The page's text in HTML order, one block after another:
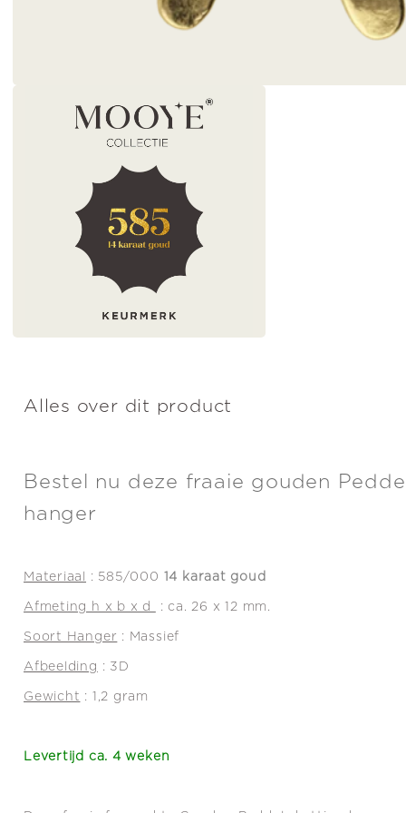
Alles over dit product
Bestel nu deze fraaie gouden
hanger
Materiaal : 585/000 14 karaat goud
Afmeting h x b x d : ca. 26 x 12 mm.
Soort Hanger : Massief
Afbeelding : 3D
Gewicht : 1,2 gram
Levertijd ca. 4 weken